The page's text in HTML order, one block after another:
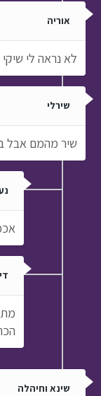
אוריה
לא נראה לי שיקי
שירלי
שיר מהמם אבל
שינא וחיהלה